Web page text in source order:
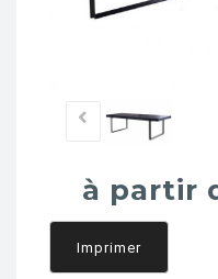
à partir
Imprimer